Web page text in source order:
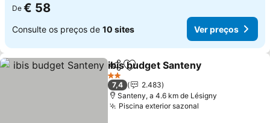
De € 58
Consulte os preços de 10 sites Ver preços
PartilharAdicionar aos favoritos
ibis budget Santeny
2 Estrelas
7,4
2.483
Santeny, a 4.6 km de Lésigny
Piscina exterior sazonal